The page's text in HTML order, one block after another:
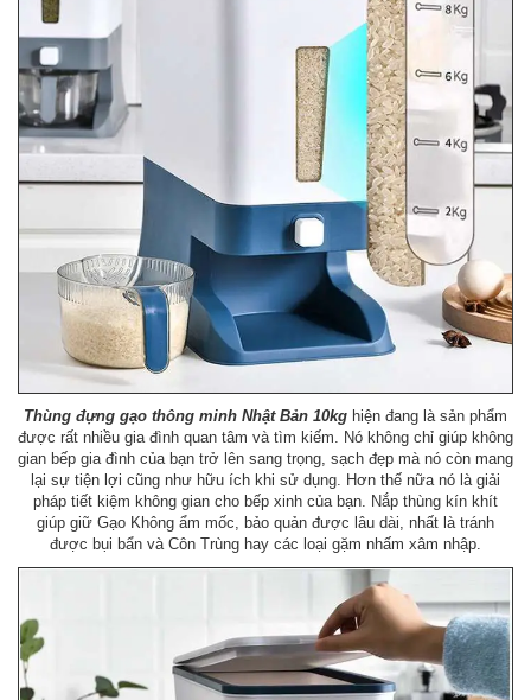
Thùng đựng gạo thông minh Nhật Bản 10kg hiện đang là sản phẩm
được rất nhiều gia đình quan tâm và tìm kiếm. Nó không chỉ giúp không
gian bếp gia đình của bạn trở lên sang trọng, sạch đẹp mà nó còn mang
lại sự tiện lợi cũng như hữu ích khi sử dụng. Hơn thế nữa nó là giải
pháp tiết kiệm không gian cho bếp xinh của bạn. Nắp thùng kín khít
giúp giữ Gạo Không ẩm mốc, bảo quản được lâu dài, nhất là tránh
được bụi bẩn và Côn Trùng hay các loại gặm nhấm xâm nhập.